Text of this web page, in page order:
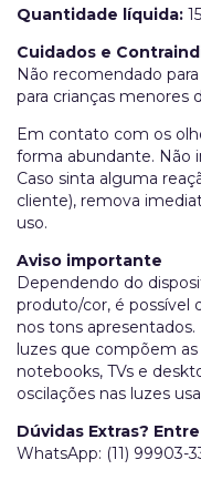
Quantidade líquida:
Cuidados e
Não recomendado
para crianças menores
Em contato com os
forma abundante. Não
Caso sinta alguma
cliente), remova
uso.
Aviso importante
Dependendo do
produto/cor, é possível
nos tons
luzes que compõem
notebooks, TVs e
oscilações nas luzes
Dúvidas Extras?
WhatsApp: (11) 99903-